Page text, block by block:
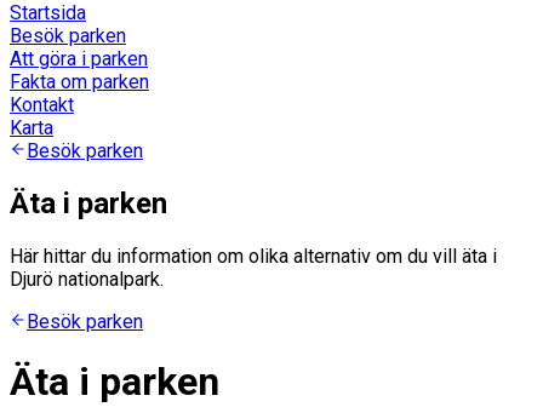
Startsida
Besök parken
Att göra i parken
Fakta om parken
Kontakt
Karta
Besök parken
Äta i parken
Här hittar du information om olika alternativ om du vill äta i
Djurö nationalpark.
Besök parken
Äta i parken